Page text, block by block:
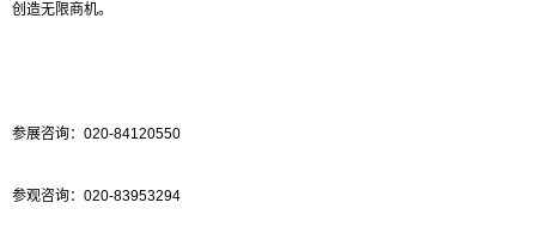
创造无限商机。
参展咨询：020-84120550
参观咨询：020-83953294